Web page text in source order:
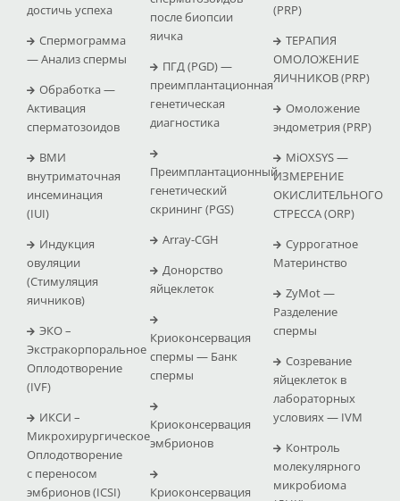
достичь успеха
Спермограмма
— Анализ спермы
Обработка —
Активация
сперматозоидов
ВМИ
внутриматочная
инсеминация
(IUI)
Индукция
овуляции
(Стимуляция
яичников)
ЭКО –
Экстракорпоральное
Оплодотворение
(IVF)
ИКСИ –
Микрохирургическое
Оплодотворение
с переносом
эмбрионов (ICSI)
после биопсии
яичка
ПГД (PGD) —
преимплантационная
генетическая
диагностика
Преимплантационный
генетический
скрининг (PGS)
Array-CGH
Донорство
яйцеклеток
Криоконсервация
спермы — Банк
спермы
Криоконсервация
эмбрионов
Криоконсервация
(PRP)
ТЕРАПИЯ
ОМОЛОЖЕНИЕ
ЯИЧНИКОВ (PRP)
Омоложение
эндометрия (PRP)
MiOXSYS —
ИЗМЕРЕНИЕ
ОКИСЛИТЕЛЬНОГО
СТРЕССА (ΟRP)
Суррогатное
Материнство
ZyMot —
Pазделение
спермы
Созревание
яйцеклеток в
лабораторных
условиях — IVM
Контроль
молекулярного
микробиома